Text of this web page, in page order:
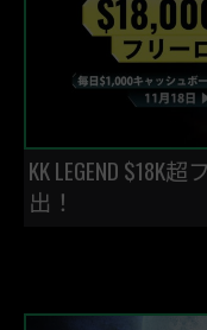
KK LEGEND
出！